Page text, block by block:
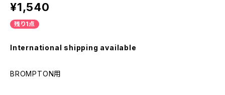
¥1,540
残り1点
International shipping available
BROMPTON用